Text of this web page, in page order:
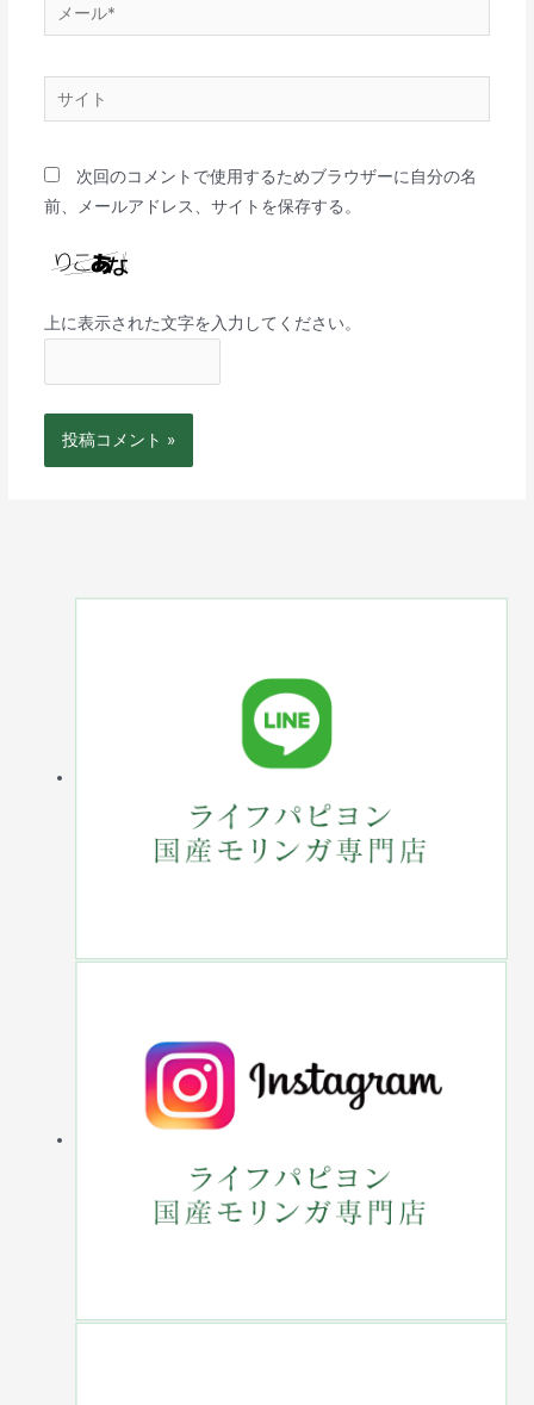
次回のコメントで使用するためブラウザーに自分の名
前、メールアドレス、サイトを保存する。
上に表示された文字を入力してください。